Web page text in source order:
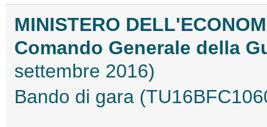
MINISTERO
Comando Generale della
settembre 2016)
Bando di gara